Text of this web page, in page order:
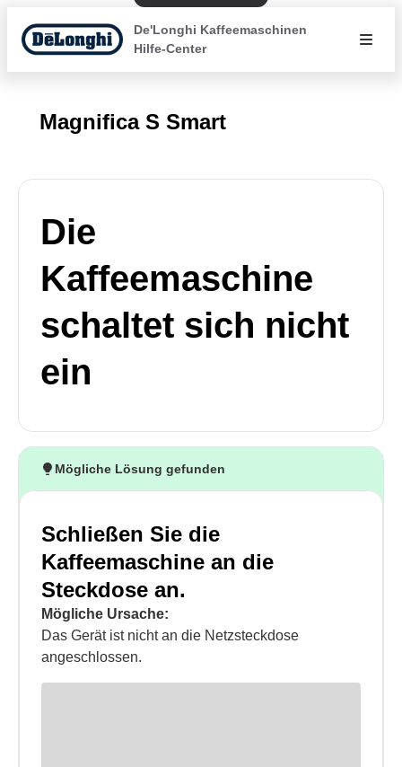
De'Longhi Kaffeemaschinen
Hilfe-Center
Magnifica S Smart
Die
Kaffeemaschine
schaltet sich nicht
ein
Mögliche Lösung gefunden
Schließen Sie die
Kaffeemaschine an die
Steckdose an.
Mögliche Ursache:
Das Gerät ist nicht an die Netzsteckdose
angeschlossen.